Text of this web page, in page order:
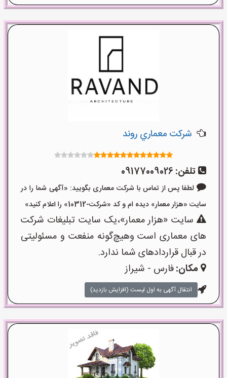
شركت معماري روند
تلفن: 09177009026
لطفا پس از تماس با شرکت معماری بگویید: «آگهی شما را در
سایت «هزار معمار» دیده ام و کد «شرکت-10312» را اعلام کنید»
سایت «هزار معمار»،یک سایت تبلیغات شرکت
های معماری است وهیچ‌گونه منفعت و مسئولیتی
در قبال قراردادهای شما ندارد.
مکان:فارس - شیراز
انتقال آگهی به اول لیست (افزایش بازدید)